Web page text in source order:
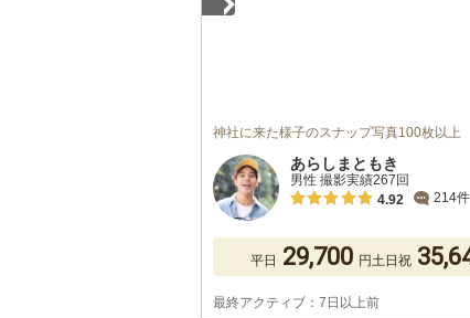
神社に来た様子のスナップ写真100枚以上
あらしまともき
男性 撮影実績267回
4.92
214件
平日 29,700 円土日祝
最終アクティブ：7日以上前